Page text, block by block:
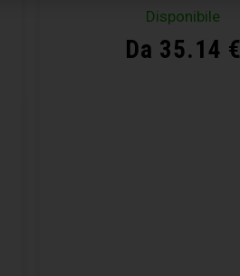
Disponibile
Da 35.14 €